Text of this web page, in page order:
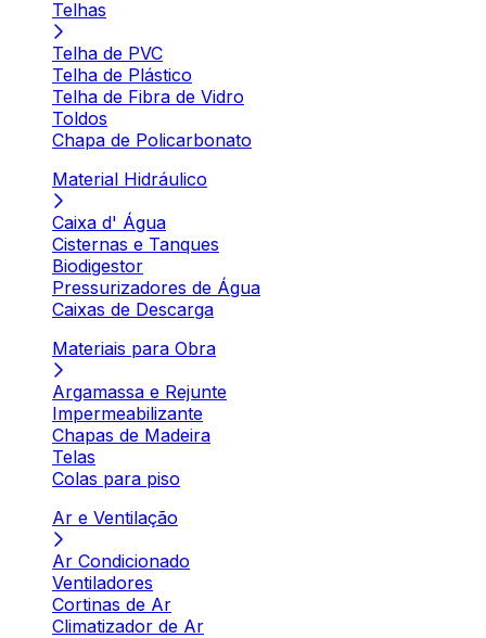
Telhas
Telha de PVC
Telha de Plástico
Telha de Fibra de Vidro
Toldos
Chapa de Policarbonato
Material Hidráulico
Caixa d' Água
Cisternas e Tanques
Biodigestor
Pressurizadores de Água
Caixas de Descarga
Materiais para Obra
Argamassa e Rejunte
Impermeabilizante
Chapas de Madeira
Telas
Colas para piso
Ar e Ventilação
Ar Condicionado
Ventiladores
Cortinas de Ar
Climatizador de Ar